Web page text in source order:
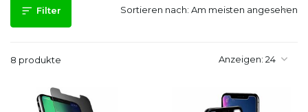
Filter
8 produkte Anzeigen:
Sortieren nach: